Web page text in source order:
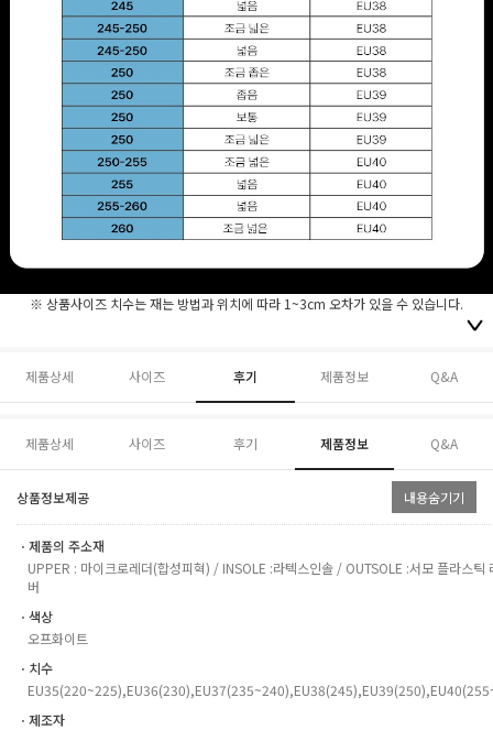
※ 상품사이즈 치수는 재는 방법과 위치에 따라 1~3cm 오차가 있을 수 있습니다.
제품상세 사이즈 후기 제품정보 Q&A
제품상세 사이즈 후기 제품정보 Q&A
상품정보제공 내용숨기기
ㆍ제품의 주소재
UPPER : 마이크로레더(합성피혁) / INSOLE :라텍스인솔 / OUTSOLE :서모 플라스틱
버
ㆍ색상
오프화이트
ㆍ치수
ㆍ제조자